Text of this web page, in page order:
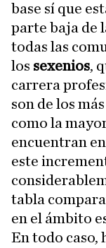
base sí que
parte baja de
todas las
los sexenios,
carrera
son de los
como la
encuentran
este
tabla
en el ámbito
En todo caso,